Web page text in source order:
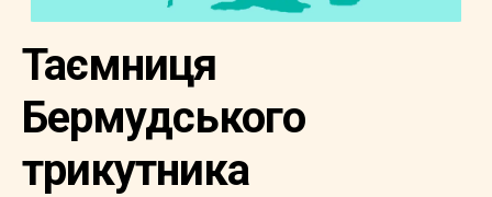
Таємниця
Бермудського
трикутника